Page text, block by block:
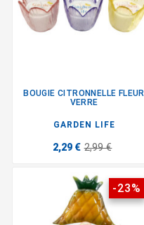
BOUGIE CITRONNELLE FLEUR
VERRE
GARDEN LIFE
2,29 € 2,99 €
-23%